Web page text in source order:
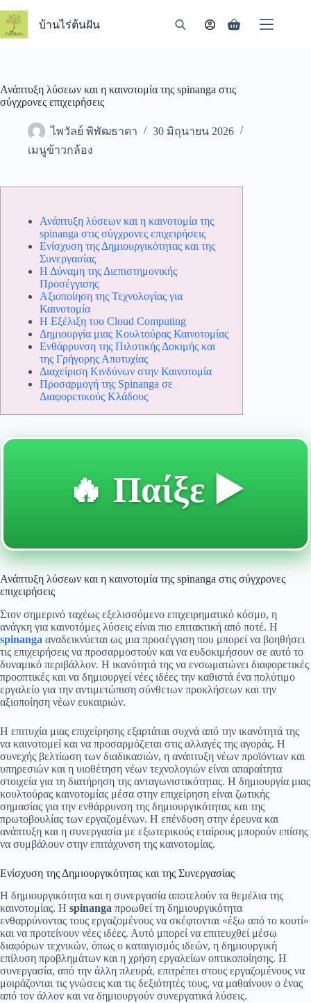
to
content
บ้านไร่ต้นฝัน
Shopping
Ανάπτυξη λύσεων και η καινοτομία της spinanga στις
σύγχρονες επιχειρήσεις
ไพวัลย์ พิพัฒธาดา
30 มิถุนายน 2026
เมนูข้าวกล้อง
Ανάπτυξη λύσεων και η καινοτομία της
spinanga στις σύγχρονες επιχειρήσεις
Ενίσχυση της Δημιουργικότητας και της
Συνεργασίας
Η Δύναμη της Διεπιστημονικής
Προσέγγισης
Αξιοποίηση της Τεχνολογίας για
Καινοτομία
Η Εξέλιξη του Cloud Computing
Δημιουργία μιας Κουλτούρας Καινοτομίας
Ενθάρρυνση της Πιλοτικής Δοκιμής και
της Γρήγορης Αποτυχίας
Διαχείριση Κινδύνων στην Καινοτομία
Προσαρμογή της Spinanga σε
Διαφορετικούς Κλάδους
🔥 Παίξε ▶️
Ανάπτυξη λύσεων και η καινοτομία της spinanga στις σύγχρονες
επιχειρήσεις
Στον σημερινό ταχέως εξελισσόμενο επιχειρηματικό κόσμο, η
ανάγκη για καινοτόμες λύσεις είναι πιο επιτακτική από ποτέ. Η
spinanga αναδεικνύεται ως μια προσέγγιση που μπορεί να βοηθήσει
τις επιχειρήσεις να προσαρμοστούν και να ευδοκιμήσουν σε αυτό το
δυναμικό περιβάλλον. Η ικανότητά της να ενσωματώνει διαφορετικές
προοπτικές και να δημιουργεί νέες ιδέες την καθιστά ένα πολύτιμο
εργαλείο για την αντιμετώπιση σύνθετων προκλήσεων και την
αξιοποίηση νέων ευκαιριών.
Η επιτυχία μιας επιχείρησης εξαρτάται συχνά από την ικανότητά της
να καινοτομεί και να προσαρμόζεται στις αλλαγές της αγοράς. Η
συνεχής βελτίωση των διαδικασιών, η ανάπτυξη νέων προϊόντων και
υπηρεσιών και η υιοθέτηση νέων τεχνολογιών είναι απαραίτητα
στοιχεία για τη διατήρηση της ανταγωνιστικότητας. Η δημιουργία μιας
κουλτούρας καινοτομίας μέσα στην επιχείρηση είναι ζωτικής
σημασίας για την ενθάρρυνση της δημιουργικότητας και της
πρωτοβουλίας των εργαζομένων. Η επένδυση στην έρευνα και
ανάπτυξη και η συνεργασία με εξωτερικούς εταίρους μπορούν επίσης
να συμβάλουν στην επιτάχυνση της καινοτομίας.
Ενίσχυση της Δημιουργικότητας και της Συνεργασίας
Η δημιουργικότητα και η συνεργασία αποτελούν τα θεμέλια της
καινοτομίας. Η spinanga προωθεί τη δημιουργικότητα
ενθαρρύνοντας τους εργαζομένους να σκέφτονται «έξω από το κουτί»
και να προτείνουν νέες ιδέες. Αυτό μπορεί να επιτευχθεί μέσω
διαφόρων τεχνικών, όπως ο καταιγισμός ιδεών, η δημιουργική
επίλυση προβλημάτων και η χρήση εργαλείων οπτικοποίησης. Η
συνεργασία, από την άλλη πλευρά, επιτρέπει στους εργαζομένους να
μοιράζονται τις γνώσεις και τις δεξιότητές τους, να μαθαίνουν ο ένας
από τον άλλον και να δημιουργούν συνεργατικά λύσεις.